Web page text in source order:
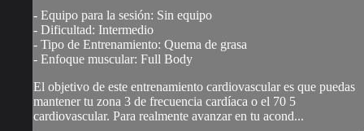
- Equipo para la sesión: Sin equipo
- Dificultad: Intermedio
- Tipo de Entrenamiento: Quema de grasa
- Enfoque muscular: Full Body
El objetivo de este entrenamiento cardiovascular es que puedas
mantener tu zona 3 de frecuencia cardíaca o el 70 5
cardiovascular. Para realmente avanzar en tu acond...